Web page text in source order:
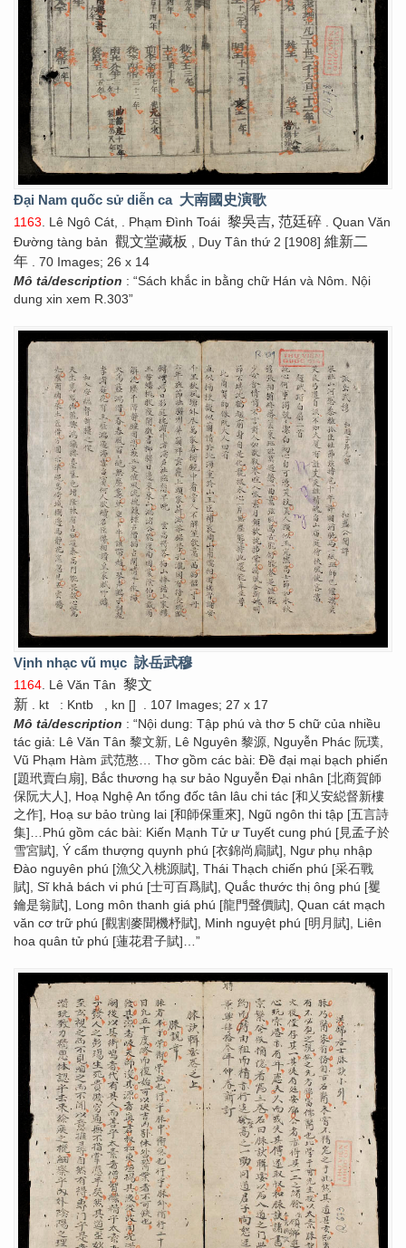
Đại Nam quốc sử diễn ca 大南國史演歌
1163 . Lê Ngô Cát, . Phạm Đình Toái 黎吳吉, 范廷碎 . Quan Văn
Đường tàng bản 觀文堂藏板 , Duy Tân thứ 2 [1908] 維新二
年 . 70 Images; 26 x 14
Mô tả/description : “Sách khắc in bằng chữ Hán và Nôm. Nội
dung xin xem R.303”
Vịnh nhạc vũ mục 詠岳武穆
1164 . Lê Văn Tân 黎文
新 . kt : Kntb , kn []
. 107 Images; 27 x 17
Mô tả/description : “Nội dung: Tập phú và thơ 5 chữ của nhiều
tác giả: Lê Văn Tân 黎文新, Lê Nguyên 黎源, Nguyễn Phác 阮璞,
Vũ Phạm Hàm 武范憨… Thơ gồm các bài: Đề đại mại bạch phiến
[題玳賣白扇], Bắc thương hạ sư bảo Nguyễn Đại nhân [北商賀師
保阮大人], Hoạ Nghệ An tổng đốc tân lâu chi tác [和乂安縂督新樓
之作], Hoạ sư bảo trùng lai [和師保重來], Ngũ ngôn thi tập [五言詩
集]…Phú gồm các bài: Kiến Mạnh Tử ư Tuyết cung phú [見孟子於
雪宮賦], Ý cẩm thượng quynh phú [衣錦尚扃賦], Ngư phụ nhập
Đào nguyên phú [漁父入桃源賦], Thái Thạch chiến phú [采石戰
賦], Sĩ khả bách vi phú [士可百爲賦], Quắc thước thị ông phú [矍
鑰是翁賦], Long môn thanh giá phú [龍門聲價賦], Quan cát mạch
văn cơ trữ phú [觀割麥聞機杼賦], Minh nguyệt phú [明月賦], Liên
hoa quân tử phú [蓮花君子賦]…”